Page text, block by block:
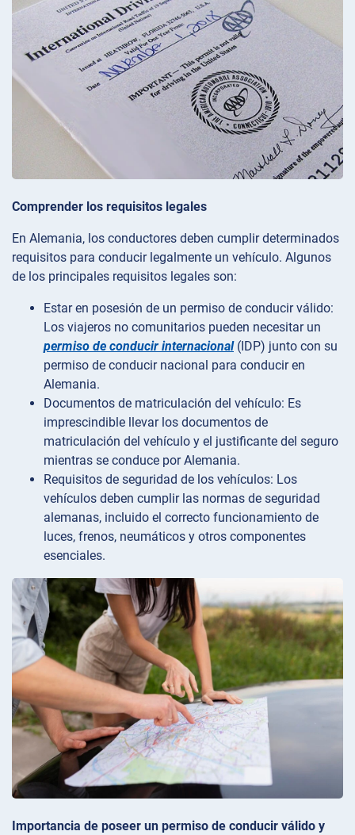
Comprender los requisitos legales
En Alemania, los conductores deben cumplir determinados
requisitos para conducir legalmente un vehículo. Algunos
de los principales requisitos legales son:
Estar en posesión de un permiso de conducir válido:
Los viajeros no comunitarios pueden necesitar un
permiso de conducir internacional (IDP) junto con su
permiso de conducir nacional para conducir en
Alemania.
Documentos de matriculación del vehículo: Es
imprescindible llevar los documentos de
matriculación del vehículo y el justificante del seguro
mientras se conduce por Alemania.
Requisitos de seguridad de los vehículos: Los
vehículos deben cumplir las normas de seguridad
alemanas, incluido el correcto funcionamiento de
luces, frenos, neumáticos y otros componentes
esenciales.
Importancia de poseer un permiso de conducir válido y